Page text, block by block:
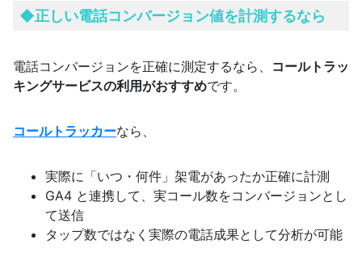
◆正しい電話コンバージョン値を計測するなら
電話コンバージョンを正確に測定するなら、 コールトラッ
キングサービスの利用がおすすめです。
コールトラッカーなら、
実際に「いつ・何件」架電があったか正確に計測
GA4 と連携して、実コール数をコンバージョンとし
て送信
タップ数ではなく実際の電話成果として分析が可能